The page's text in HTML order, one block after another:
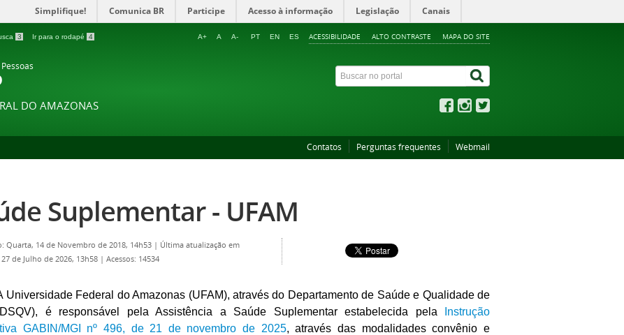
Simplifique! Comunica BR Participe Acesso à informação Legislação Canais
3 Ir para o rodapé 4 ACESSIBILIDADE ALTO CONTRASTE MAPA DO SITE
A+ A A- PT EN ES
DO AMAZONAS
Contatos Perguntas frequentes Webmail
Suplementar - UFAM
Quarta, 14 de Novembro de 2018, 14h53 | Última atualização em
de Julho de 2026, 13h58 | Acessos: 14534
Universidade Federal do Amazonas (UFAM), através do Departamento de Saúde e Qualidade de
é responsável pela Assistência a Saúde Suplementar estabelecida pela
nstrução
GABIN/MGI nº 496, de 21 de novembro de 2025, através das modalidades convênio e